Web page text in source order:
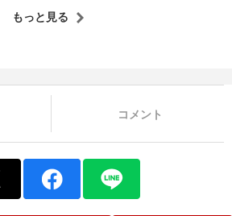
もっと見る
コメント